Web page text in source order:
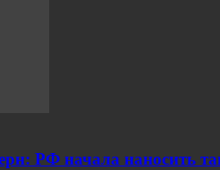
РФ начала наносить